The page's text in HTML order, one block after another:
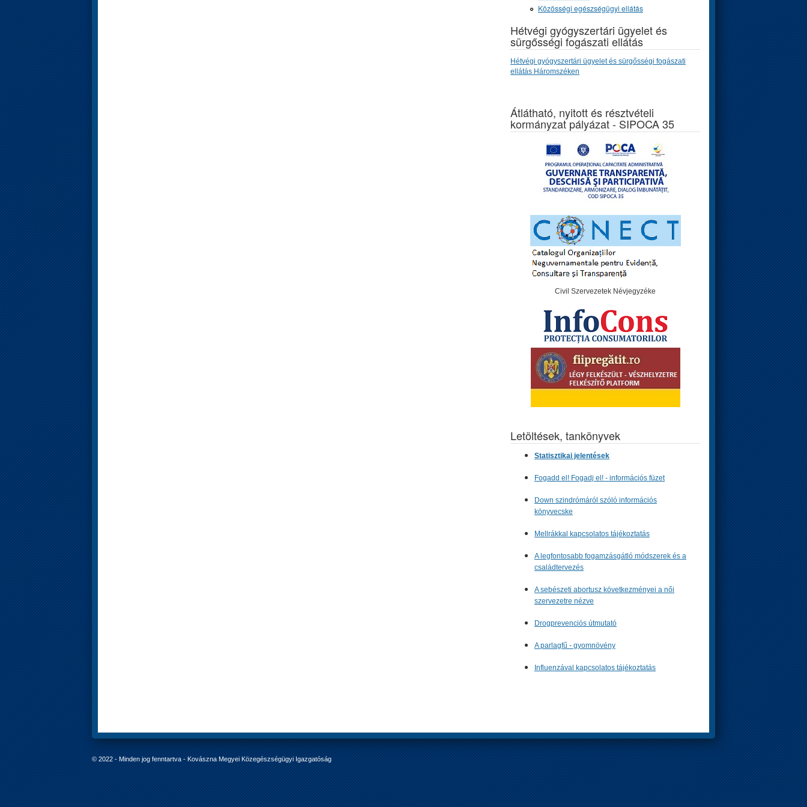
Közösségi egészségügyi ellátás
Hétvégi gyógyszertári ügyelet és
sürgősségi fogászati ellátás
Hétvégi gyógyszertári ügyelet és sürgősségi fogászati
ellátás Háromszéken
Átlátható, nyitott és résztvételi
kormányzat pályázat - SIPOCA 35
Civil Szervezetek Névjegyzéke
Letöltések, tankönyvek
Statisztikai jelentések
Fogadd el! Fogadj el! - információs füzet
Down szindrómáról szóló információs
könyvecske
Mellrákkal kapcsolatos tájékoztatás
A legfontosabb fogamzásgátló módszerek és a
családtervezés
A sebészeti abortusz következményei a női
szervezetre nézve
Drogprevenciós útmutató
A parlagfű - gyomnövény
Influenzával kapcsolatos tájékoztatás
© 2022 - Minden jog fenntartva - Kovászna Megyei Közegészségügyi Igazgatóság